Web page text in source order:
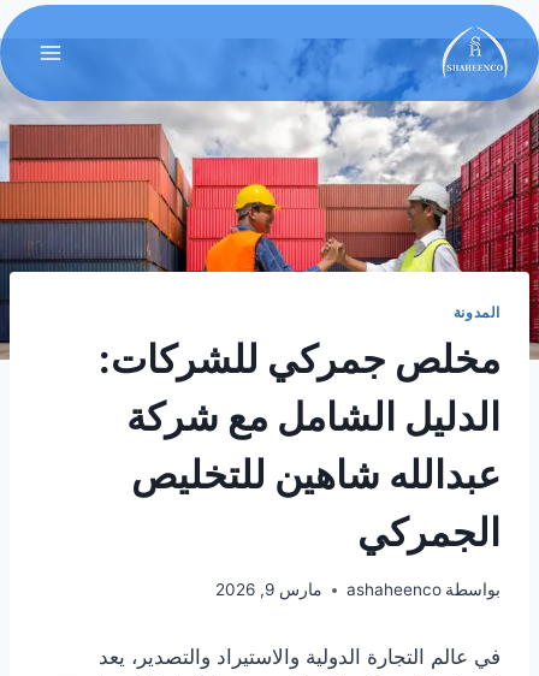
المدونة
مخلص جمركي للشركات:
الدليل الشامل مع شركة
عبدالله شاهين للتخليص
الجمركي
بواسطة ashaheenco مارس 9, 2026
في عالم التجارة الدولية والاستيراد والتصدير، يعد